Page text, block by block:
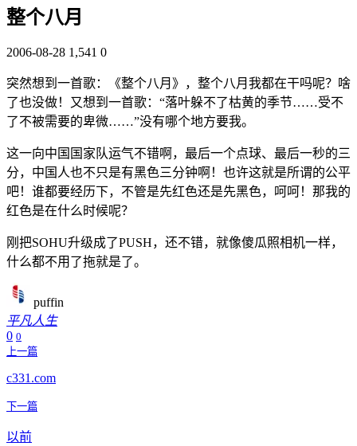
整个八月
2006-08-28 1,541 0
突然想到一首歌：《整个八月》，整个八月我都在干吗呢？啥
了也没做！又想到一首歌：“落叶躲不了枯黄的季节……受不
了不被需要的卑微……”没有哪个地方要我。
这一向中国国家队运气不错啊，最后一个点球、最后一秒的三
分，中国人也不只是有黑色三分钟啊！也许这就是所谓的公平
吧！谁都要经历下，不管是先红色还是先黑色，呵呵！那我的
红色是在什么时候呢？
刚把SOHU升级成了PUSH，还不错，就像傻瓜照相机一样，
什么都不用了拖就是了。
puffin
平凡人生
0 0
上一篇
c331.com
下一篇
以前